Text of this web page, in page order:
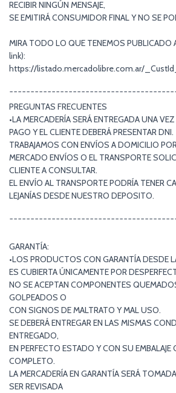
RECIBIR NINGÚN MENSAJE,
SE EMITIRÁ CONSUMIDOR FINAL Y NO SE
MIRA TODO LO QUE TENEMOS
link):
https://listado.mercadolibre.com.ar/
PREGUNTAS FRECUENTES
•LA MERCADERÍA SERÁ ENTREGADA UNA
PAGO Y EL CLIENTE DEBERÁ PRESENTAR DNI.
TRABAJAMOS CON ENVÍOS A DOMICILIO
MERCADO ENVÍOS O EL TRANSPORTE
CLIENTE A CONSULTAR.
EL ENVÍO AL TRANSPORTE PODRÍA TENER
LEJANÍAS DESDE NUESTRO DEPOSITO.
GARANTÍA:
•LOS PRODUCTOS CON GARANTÍA DESDE
ES CUBIERTA ÚNICAMENTE POR
NO SE ACEPTAN COMPONENTES
GOLPEADOS O
CON SIGNOS DE MALTRATO Y MAL USO.
SE DEBERÁ ENTREGAR EN LAS MISMAS
ENTREGADO,
EN PERFECTO ESTADO Y CON SU EMBALAJE
COMPLETO.
LA MERCADERÍA EN GARANTÍA SERÁ
SER REVISADA